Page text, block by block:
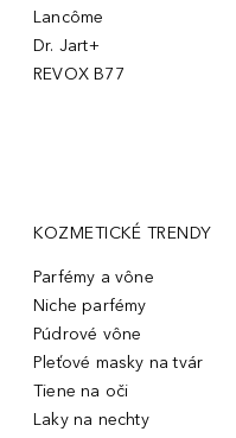
Lancôme
Dr. Jart+
REVOX B77
KOZMETICKÉ TRENDY
Parfémy a vône
Niche parfémy
Púdrové vône
Pleťové masky na tvár
Tiene na oči
Laky na nechty